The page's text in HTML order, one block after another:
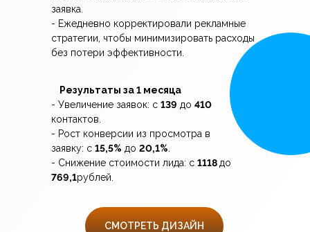
заявка.
- Ежедневно корректировали рекламные
стратегии, чтобы минимизировать расходы
без потери эффективности.
Результаты за 1 месяца
- Увеличение заявок: с 139 до 410
контактов.
- Рост конверсии из просмотра в
заявку: с 15,5% до 20,1%
- Снижение стоимости лида: с 1118 до
769,1рублей.
СМОТРЕТЬ ДИЗАЙН